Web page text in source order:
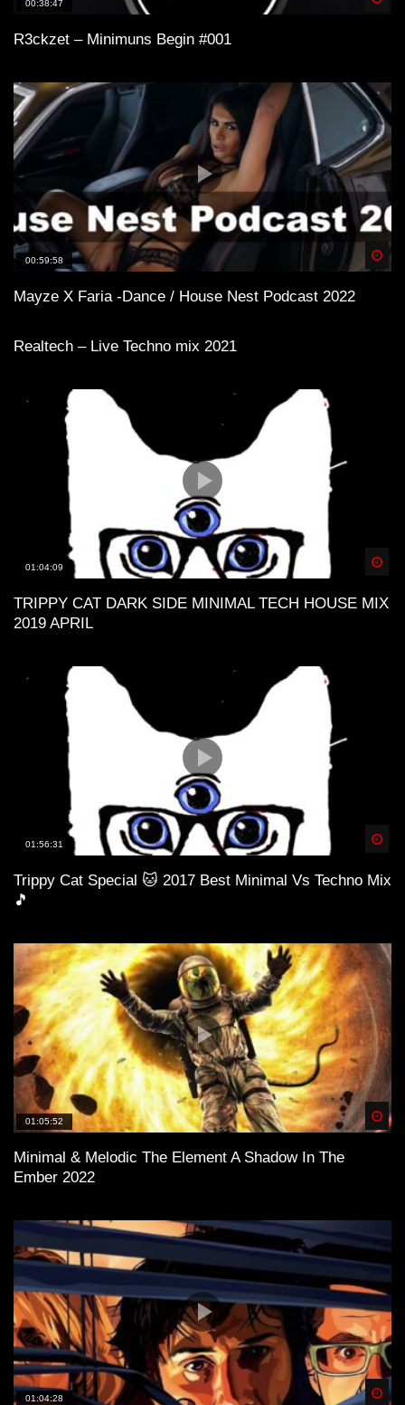
00:38:47
R3ckzet – Minimuns Begin #001
00:59:58
Mayze X Faria -Dance / House Nest Podcast 2022
Realtech – Live Techno mix 2021
01:04:09
TRIPPY CAT DARK SIDE MINIMAL TECH HOUSE MIX
2019 APRIL
01:56:31
Trippy Cat Special 🐱 2017 Best Minimal Vs Techno Mix
🎵
01:05:52
Minimal & Melodic The Element A Shadow In The
Ember 2022
01:04:28